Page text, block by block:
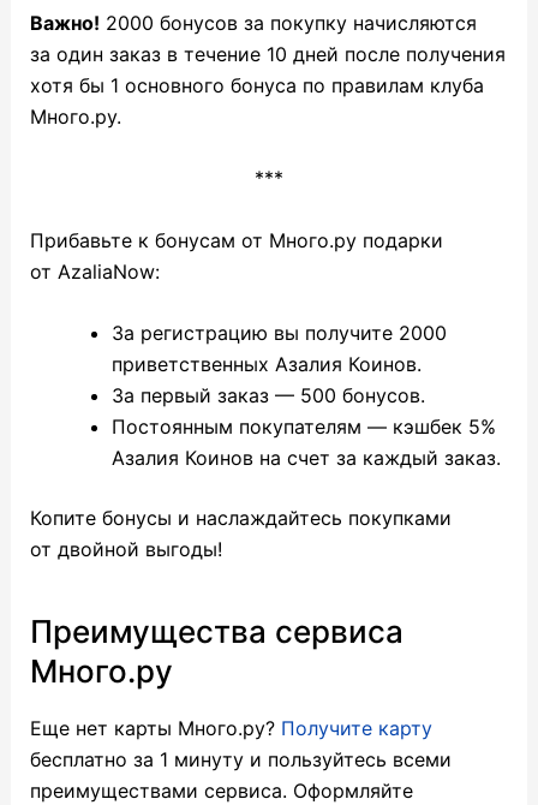
Важно! 2000 бонусов за покупку начисляются
за один заказ в течение 10 дней после получения
хотя бы 1 основного бонуса по правилам клуба
Много.ру.
***
Прибавьте к бонусам от Много.ру подарки
от AzaliaNow:
За регистрацию вы получите 2000
приветственных Азалия Коинов.
За первый заказ — 500 бонусов.
Постоянным покупателям — кэшбек 5%
Азалия Коинов на счет за каждый заказ.
Копите бонусы и наслаждайтесь покупками
от двойной выгоды!
Преимущества сервиса
Много.ру
Еще нет карты Много.ру? Получите карту
бесплатно за 1 минуту и пользуйтесь всеми
преимуществами сервиса. Оформляйте